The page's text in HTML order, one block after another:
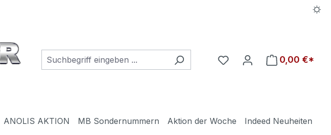
Du hast 0 Produkte auf
0,00 €*
ANOLIS AKTION MB Sondernummern Aktion der Woche
Indeed Neuheiten